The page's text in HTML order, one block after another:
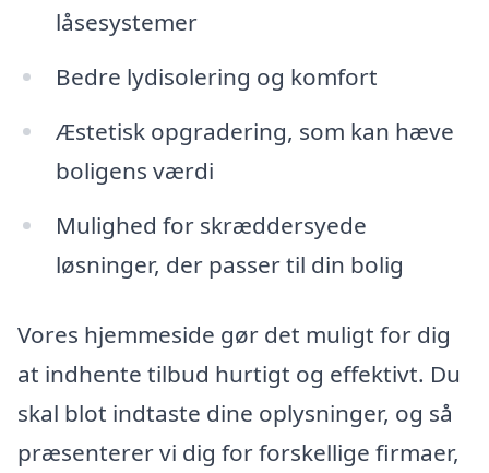
låsesystemer
Bedre lydisolering og komfort
Æstetisk opgradering, som kan hæve
boligens værdi
Mulighed for skræddersyede
løsninger, der passer til din bolig
Vores hjemmeside gør det muligt for dig
at indhente tilbud hurtigt og effektivt. Du
skal blot indtaste dine oplysninger, og så
præsenterer vi dig for forskellige firmaer,